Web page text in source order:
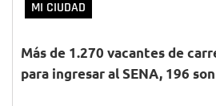
MI CIUDAD
Más de 1.270 vacantes de
para ingresar al SENA, 196